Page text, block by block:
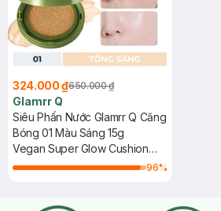
324.000 ₫650.000 ₫
Glamrr Q
Siêu Phấn Nước Glamrr Q Căng
Bóng 01 Màu Sáng 15g
Vegan Super Glow Cushion
SPF50+/PA++++ #01 Light 96%